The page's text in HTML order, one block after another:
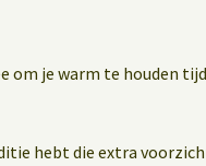
om je warm te houden
hebt die extra